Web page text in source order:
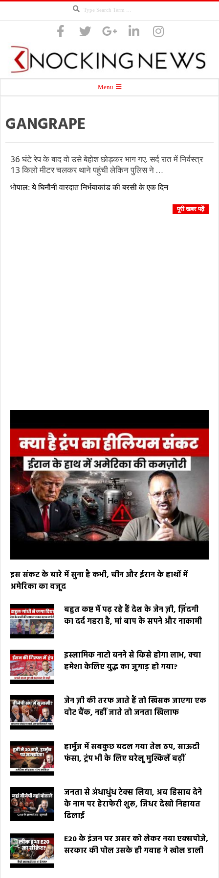
Knocking
News
Menu
GANGRAPE
36 घंटे रेप के बाद वो उसे बेहोश छोड़कर भाग गए. सर्द रात में निर्वस्त्र
13 किलो मीटर चलकर थाने पहुंची लेकिन पुलिस ने …
12-
भोपाल: ये घिनौनी वारदात निर्भयाकांड की बरसी के एक दिन
पूरी खबर पढ़ें
इस संकट के बारे में सुना है कभी, चीन और ईरान के हाथों में
अमेरिका का वजूद
बहुत कष्ट में पढ़ रहे हैं देश के जेन ज़ी, ज़िंदगी
का दर्द गहरा है, मां बाप के सपने और नाकामी
इस्लामिक नाटो बनने से किसे होगा लाभ, क्या
हमेशा केलिए युद्ध का जुगाड़ हो गया?
जेन ज़ी की तरफ जाते हैं तो खिसक जाएगा एक
वोट बैंक, नहीं जाते तो जनता खिलाफ
हार्मुज में सबकुछ बदल गया तेल ठप, साऊदी
फंसा, ट्रंप भी के लिए घरेलू मुश्किलें बढ़ीं
जनता से अंधाधुंध टेक्स लिया, अब हिसाब देने
के नाम पर हेराफेरी शुरू, जिधर देखो निहायत
ढिलाई
E20 के इंजन पर असर को लेकर नया एक्सपोजे,
सरकार की पोल उसके ही गवाह ने खोल डाली